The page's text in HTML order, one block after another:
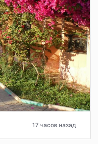
17 часов назад